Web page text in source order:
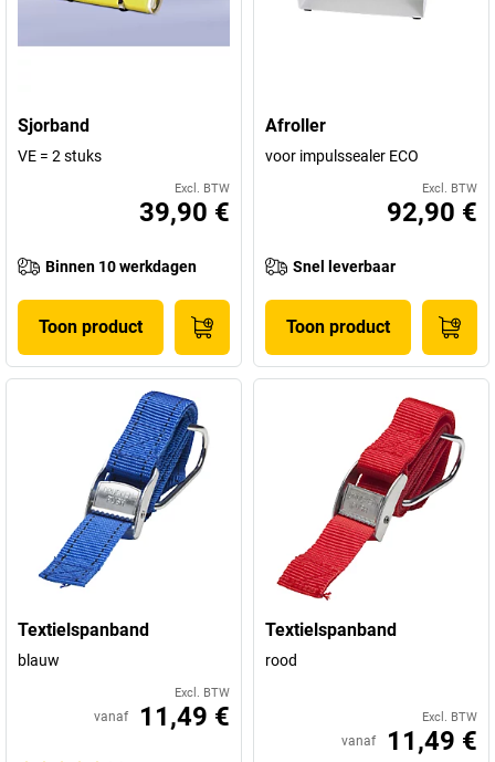
Sjorband
VE = 2 stuks
Excl. BTW
39,90 €
Binnen 10 werkdagen
Toon product
Afroller
voor impulssealer ECO
Excl. BTW
92,90 €
Snel leverbaar
Toon product
Textielspanband
blauw
Excl. BTW
vanaf 11,49 €
Textielspanband
rood
Excl. BTW
vanaf 11,49 €